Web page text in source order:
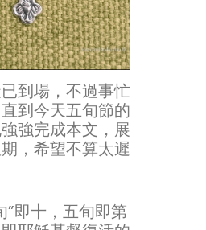
到場，不過事忙
到今天五旬節的
強完成本文，展
，希望不算太遲
”即十，五旬即第